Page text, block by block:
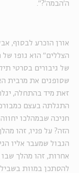
ה'הבמה'?".
אורן הוכרע לבסוף,
הצללים" הוא גופו
של גיבורים בסרטי
שסופגים את מרבית
זאת מיד בהתחלה,
התגלתה בעצם
חניכה שבמהלכו
הזה? על פניו, זהו
הגבול שמעבר אליו
אחרות, זהו מהלך
להסתכן במוות